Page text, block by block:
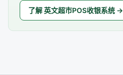
了解 英文超市POS收银系统 →